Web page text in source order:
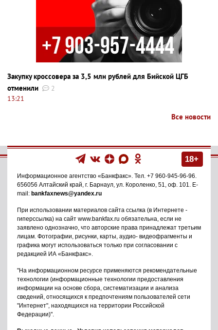
Закупку кроссовера за 3,5 млн рублей для Бийской ЦГБ
отменили
2
13:21
Все новости
18+
Информационное агентство «Банкфакс». Тел. +7 960-945-96-96.
656056 Алтайский край, г. Барнаул, ул. Короленко, 51, оф. 101. E-
mail: bankfaxnews@yandex.ru
При использовании материалов сайта ссылка (в Интернете -
гиперссылка) на сайт www.bankfax.ru обязательна, если не
заявлено однозначно, что авторские права принадлежат третьим
лицам. Фотографии, рисунки, карты, аудио- видеофрагменты и
графика могут использоваться только при согласовании с
редакцией ИА «Банкфакс».
"На информационном ресурсе применяются рекомендательные
технологии (информационные технологии предоставления
информации на основе сбора, систематизации и анализа
сведений, относящихся к предпочтениям пользователей сети
"Интернет", находящихся на территории Российской
Федерации)".